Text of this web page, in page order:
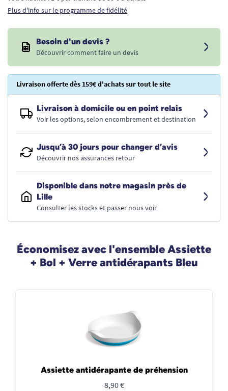
Plus d'info sur le programme de fidélité
Besoin d'un devis ?
Découvrir comment faire un devis
Livraison offerte dès 159€ d'achats sur tout le site
Livraison à domicile ou en point relais
Voir les options, selon encombrement et destination
Jusqu’à 30 jours pour changer d’avis
Découvrir nos assurances retour
Disponible dans notre magasin près de
Lille
Consulter les stocks et passer nous voir
Économisez avec l'ensemble Assiette
+ Bol + Verre antidérapants Bleu
Assiette antidérapante de préhension
8,90 €